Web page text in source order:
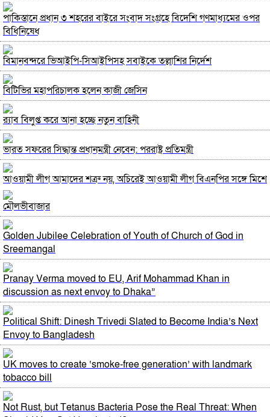
পাকিস্তানে প্রধান ৩ শহরের বাইরে সংবাদ সংগ্রহে বিদেশি গণমাধ্যমের ওপর
বিধিনিষেধ
বিমানবন্দরে ভিআইপি-সিআইপিসহ সবাইকে তল্লাশির নির্দেশ
বিটিভির মহাপরিচালক হলেন কাজী জেসিন
র‍্যাব বিলুপ্ত করে আনা হচ্ছে নতুন বাহিনী
ভারত সফরের সিদ্ধান্ত প্রধানমন্ত্রী নেবেন: পররাষ্ট্র প্রতিমন্ত্রী
আওয়ামী লীগ আমাদের শত্রু নয়, অচিরেই আওয়ামী লীগ বিএনপির সঙ্গে মিশে
যাবে: সংসদ সদস্য নাছির
সচিব পদে পদোন্নতি পেলেন জেসমিন নাহার
বাংলাদেশে যা চলছে, সেটা অমানবিক: দিলীপ ঘোষ
পুলিশের ৭ কর্মকর্তাকে বদলি
পাইপলাইনের মাধ্যমে ভারত থেকে আরও বেশি ডিজেল চেয়েছি: জ্বালানিমন্ত্রী
শহীদ আহসান জুলাই যোদ্ধা নন—দাবি বিএনপি নেতার, জামায়াত নেতা
বললেন, ‘সারজিসও ছাত্রলীগ করতেন’
যথাযোগ্য মর্যাদায় সিলেটে জুলাই গণঅভ্যুত্থান দিবস পালিত
সাকিব আল হাসানের বাড়িতে পেট্রোল ঢেলে আগুন দেওয়ার চেষ্টা, ভাঙচুর
মৌলভীবাজার
Golden Jubilee Celebration of Youth of Church of God in
Sreemangal
Pranay Verma moved to EU, Arif Mohammad Khan in
discussion as next envoy to Dhaka”
Political Shift: Dinesh Trivedi Slated to Become India’s Next
Envoy to Bangladesh
UK moves to create ‘smoke-free generation’ with landmark
tobacco bill
Not Rust, but Tetanus Bacteria Pose the Real Threat: When